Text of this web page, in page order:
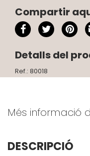
Compartir
Detalls del
Ref.: 80018
Més informació
DESCRIPCIÓ